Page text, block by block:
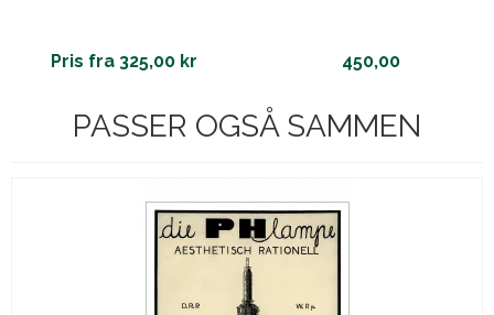
Pris fra 325,00 kr 450,00
PASSER OGSÅ SAMMEN